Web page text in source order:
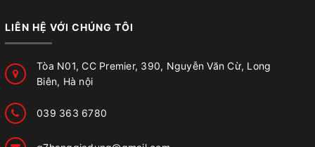
LIÊN HỆ VỚI CHÚNG TÔI
Tòa N01, CC Premier, 390, Nguyễn Văn Cừ, Long
Biên, Hà nội
039 363 6780